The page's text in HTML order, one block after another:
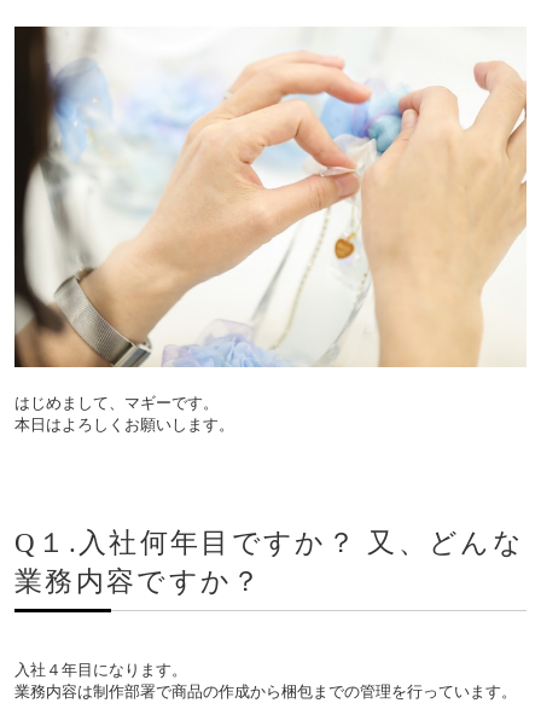
はじめまして、マギーです。
本日はよろしくお願いします。
Q１.入社何年目ですか？ 又、どんな
業務内容ですか？
入社４年目になります。
業務内容は制作部署で商品の作成から梱包までの管理を行っています。